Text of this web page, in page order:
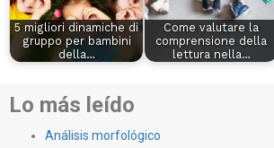
5 migliori dinamiche di
gruppo per bambini
della…
Come valutare la
comprensione della
lettura nella…
Lo más leído
Análisis morfológico